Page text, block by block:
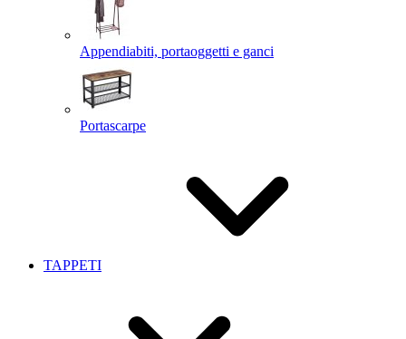
Appendiabiti, portaoggetti e ganci
Portascarpe
TAPPETI